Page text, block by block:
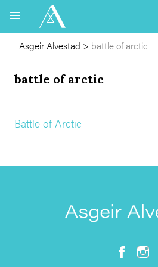
Asgeir Alvestad > battle of arctic
battle of arctic
Battle of Arctic